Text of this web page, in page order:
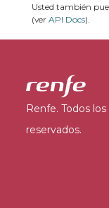
Usted también
(ver API Docs).
Renfe. Todos
reservados.